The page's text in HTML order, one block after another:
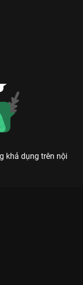
khả dụng trên nội